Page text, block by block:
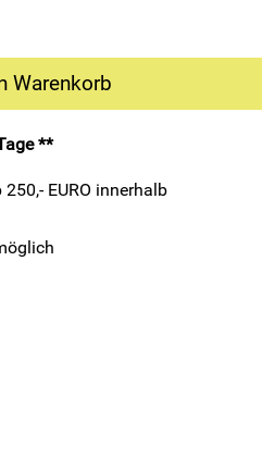
Warenkorb
**
EURO innerhalb